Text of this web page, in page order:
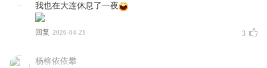
我也在大连休息了一夜
回复 2026-04-21 3
杨柳依依攀